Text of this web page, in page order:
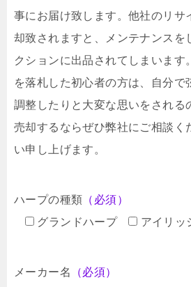
事にお届け致します。他社のリサ
却致されますと、メンテナンスを
クションに出品されてしまいます
を落札した初心者の方は、自分で
調整したりと大変な思いをされる
売却するならぜひ弊社にご相談く
い申し上げます。
ハープの種類 （必須）
グランドハープ
アイリッ
メーカー名
（必須）